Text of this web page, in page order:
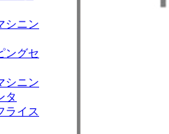
シニン
ングセ
シニン
タ
ライス